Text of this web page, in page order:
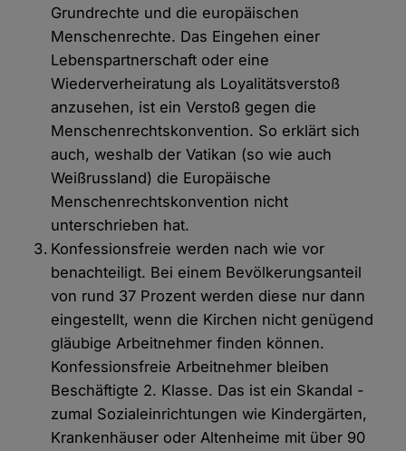
Grundrechte und die europäischen
Menschenrechte. Das Eingehen einer
Lebenspartnerschaft oder eine
Wiederverheiratung als Loyalitätsverstoß
anzusehen, ist ein Verstoß gegen die
Menschenrechtskonvention. So erklärt sich
auch, weshalb der Vatikan (so wie auch
Weißrussland) die Europäische
Menschenrechtskonvention nicht
unterschrieben hat.
Konfessionsfreie werden nach wie vor
benachteiligt. Bei einem Bevölkerungsanteil
von rund 37 Prozent werden diese nur dann
eingestellt, wenn die Kirchen nicht genügend
gläubige Arbeitnehmer finden können.
Konfessionsfreie Arbeitnehmer bleiben
Beschäftigte 2. Klasse. Das ist ein Skandal -
zumal Sozialeinrichtungen wie Kindergärten,
Krankenhäuser oder Altenheime mit über 90